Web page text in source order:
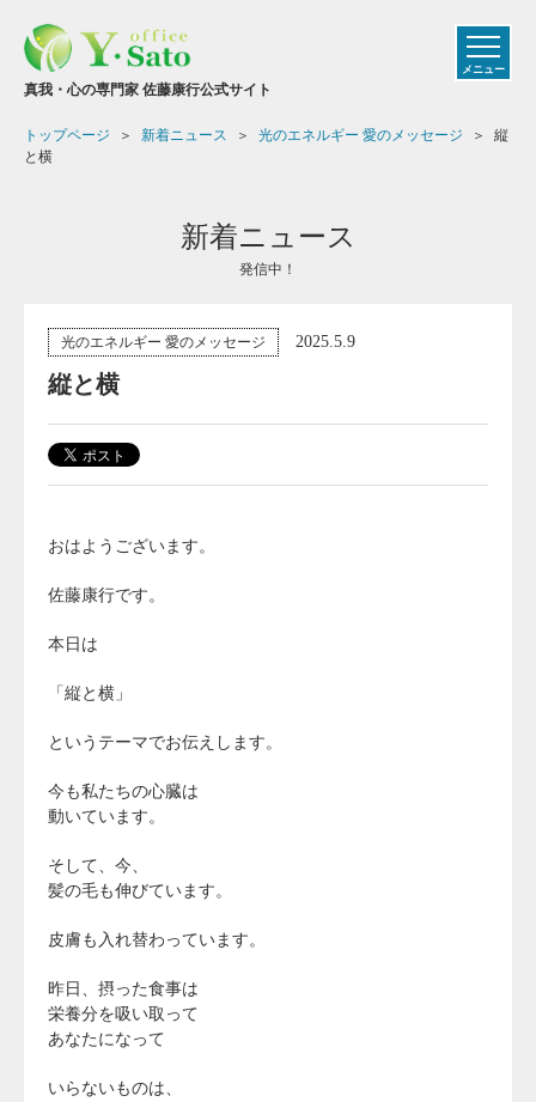
真我・心の専門家 佐藤康行公式サイト
メニュー
トップページ 新着ニュース 光のエネルギー 愛のメッセージ
縦
と横
新着ニュース
発信中！
光のエネルギー 愛のメッセージ 2025.5.9
縦と横
おはようございます。
佐藤康行です。
本日は
「縦と横」
というテーマでお伝えします。
今も私たちの心臓は
動いています。
そして、今、
髪の毛も伸びています。
皮膚も入れ替わっています。
昨日、摂った食事は
栄養分を吸い取って
あなたになって
いらないものは、